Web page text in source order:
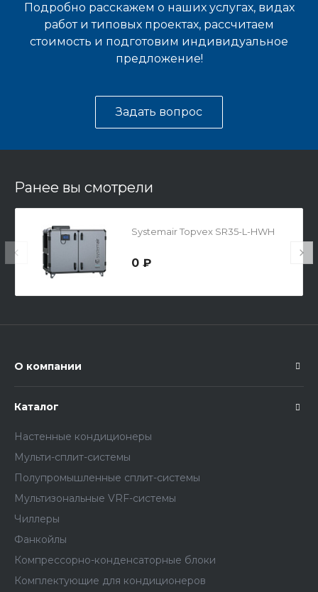
Подробно расскажем о наших услугах, видах
работ и типовых проектах, рассчитаем
стоимость и подготовим индивидуальное
предложение!
Задать вопрос
Ранее вы смотрели
Systemair Topvex SR35-L-HWH
0 ₽
О компании
Каталог
Настенные кондиционеры
Мульти-сплит-системы
Полупромышленные сплит-системы
Мультизональные VRF-системы
Чиллеры
Фанкойлы
Компрессорно-конденсаторные блоки
Комплектующие для кондиционеров